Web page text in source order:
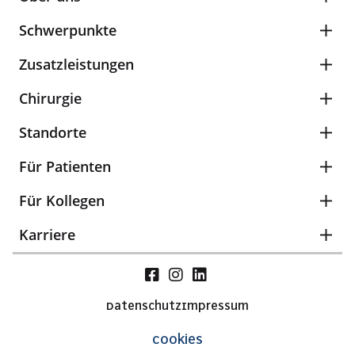
Schwerpunkte
Zusatzleistungen
Chirurgie
Standorte
Für Patienten
Für Kollegen
Karriere
DatenschutzImpressum
Cookies